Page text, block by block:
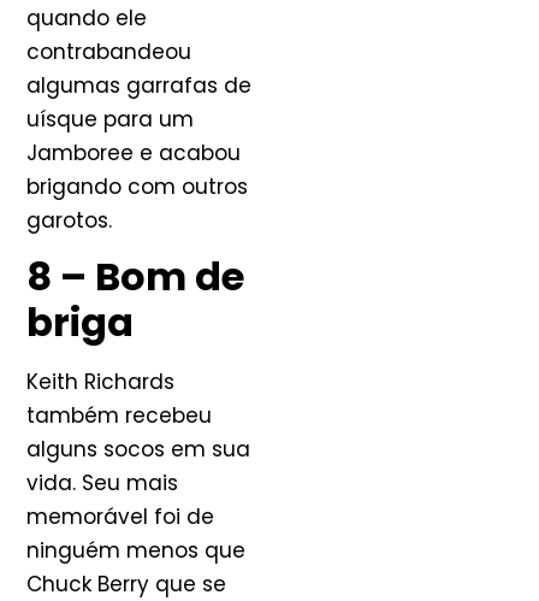
quando ele
contrabandeou
algumas garrafas de
uísque para um
Jamboree e acabou
brigando com outros
garotos.
8 – Bom de
briga
Keith Richards
também recebeu
alguns socos em sua
vida. Seu mais
memorável foi de
ninguém menos que
Chuck Berry que se